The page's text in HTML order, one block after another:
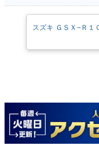
スズキ ＧＳＸ−Ｒ１